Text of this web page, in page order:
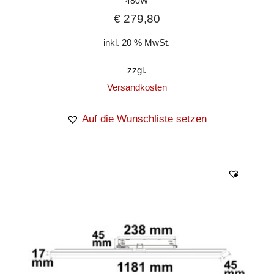
€279,80
inkl. 20 % MwSt.
zzgl.
Versandkosten
Auf die Wunschliste setzen